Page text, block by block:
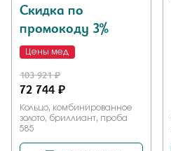
Скидка по
промокоду 3%
Цены мед
103 921 ₽
72 744 ₽
Кольцо, комбинированное
золото, бриллиант, проба
585